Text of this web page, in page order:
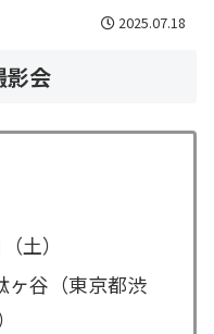
2025.07.18
影会
土）
ヶ谷（東京都渋